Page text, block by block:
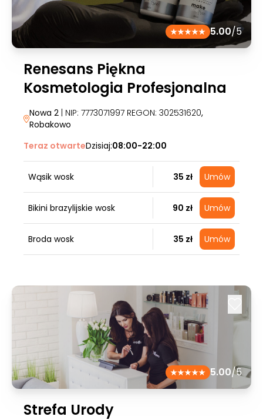
5.00/5
Renesans Piękna
Kosmetologia Profesjonalna
Nowa 2| NIP: 7773071997 REGON: 302531620,
Robakowo
Teraz otwarteDzisiaj:08:00-22:00
Wąsik wosk 35 zł Umów
Bikini brazylijskie wosk 90 zł Umów
Broda wosk 35 zł Umów
5.00/5
Strefa Urody